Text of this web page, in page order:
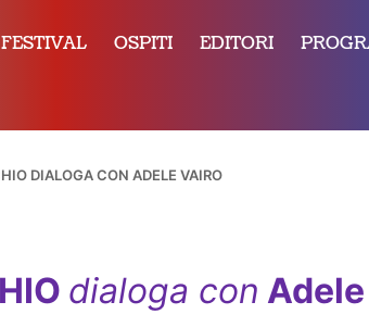
FESTIVAL OSPITI EDITORI
DIALOGA CON ADELE VAIRO
dialoga con Adele